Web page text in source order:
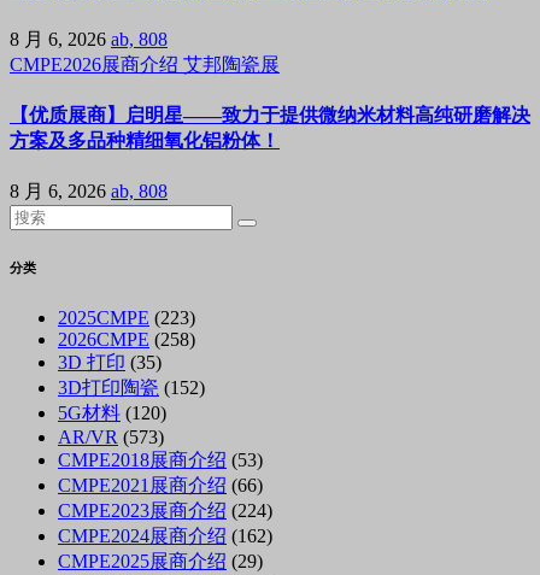
8 月 6, 2026 ab, 808
CMPE2026展商介绍 艾邦陶瓷展
【优质展商】启明星——致力于提供微纳米材料高纯研磨解决
方案及多品种精细氧化铝粉体！
8 月 6, 2026 ab, 808
分类
2025CMPE (223)
2026CMPE (258)
3D 打印 (35)
3D打印陶瓷 (152)
5G材料 (120)
AR/VR (573)
CMPE2018展商介绍 (53)
CMPE2021展商介绍 (66)
CMPE2023展商介绍 (224)
CMPE2024展商介绍 (162)
CMPE2025展商介绍 (29)